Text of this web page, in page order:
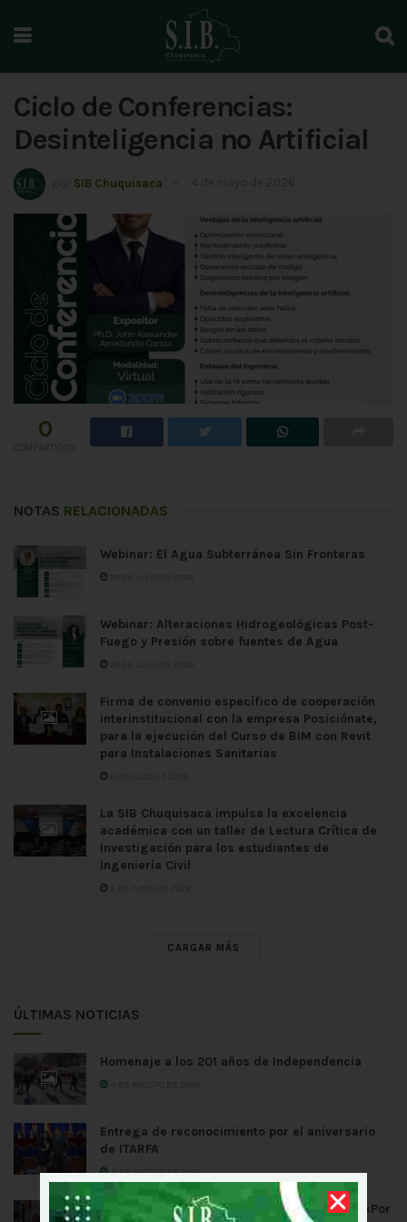
Ciclo de Conferencias:
Desinteligencia no Artificial
SIB Chuquisaca
0
NOTAS RELACIONADAS
Webinar: El Agua Subterránea Sin Fronteras
Webinar: Alteraciones Hidrogeológicas Post-
Fuego y Presión sobre fuentes de Agua
Firma de convenio específico de cooperación
interinstitucional con la empresa Posiciónate,
para la ejecución del Curso de BIM con Revit
para Instalaciones Sanitarias
La SIB Chuquisaca impulsa la excelencia
académica con un taller de Lectura Crítica de
Investigación para los estudiantes de
Ingeniería Civil
CARGAR MÁS
ÚLTIMAS NOTICIAS
Homenaje a los 201 años de Independencia
Entrega de reconocimiento por el aniversario
de ITARFA
3 DE AGOSTO DE 2026
La SIB Chuquisaca sumó apoyo a la teletón «Por